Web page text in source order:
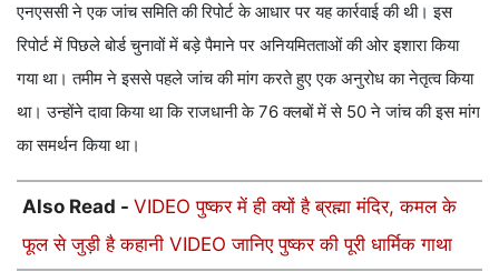
एनएससी ने एक जांच समिति की रिपोर्ट के आधार पर यह कार्रवाई की थी। इस
रिपोर्ट में पिछले बोर्ड चुनावों में बड़े पैमाने पर अनियमितताओं की ओर इशारा किया
गया था। तमीम ने इससे पहले जांच की मांग करते हुए एक अनुरोध का नेतृत्व किया
था। उन्होंने दावा किया था कि राजधानी के 76 क्लबों में से 50 ने जांच की इस मांग
का समर्थन किया था।
Also Read - VIDEO पुष्कर में ही क्यों है ब्रह्मा मंदिर, कमल के
फूल से जुड़ी है कहानी VIDEO जानिए पुष्कर की पूरी धार्मिक गाथा